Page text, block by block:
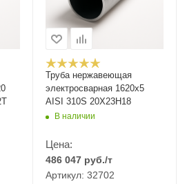
Труба нержавеющая
электросварная 1620х5
AISI 310S 20Х23Н18
В наличии
Цена:
486 047 руб./т
Артикул: 32702